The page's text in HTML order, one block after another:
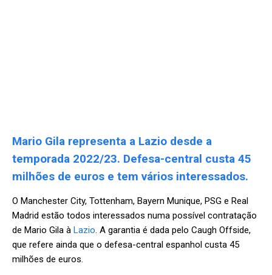
Mario Gila representa a Lazio desde a
temporada 2022/23. Defesa-central custa 45
milhões de euros e tem vários interessados.
O Manchester City, Tottenham, Bayern Munique, PSG e Real
Madrid estão todos interessados numa possível contratação
de Mario Gila à Lazio. A garantia é dada pelo Caugh Offside,
que refere ainda que o defesa-central espanhol custa 45
milhões de euros.